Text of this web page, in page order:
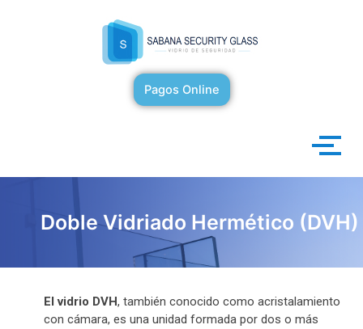
Pagos Online
Doble Vidriado Hermético (DVH)
El vidrio DVH, también conocido como acristalamiento
con cámara, es una unidad formada por dos o más